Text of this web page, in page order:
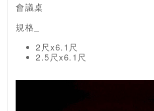
會議桌
規格_
2尺x6.1尺
2.5尺x6.1尺